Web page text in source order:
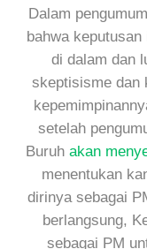
Dalam
bahwa
di dalam dan
skeptisisme dan
setelah
Buruh akan
menentukan
dirinya sebagai
berlangsung,
sebagai PM